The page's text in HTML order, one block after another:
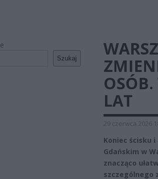
Szukaj
LAT
29 czerwca 2026
Koniec ścisku
Gdańskim w
znacząco
szczególnego